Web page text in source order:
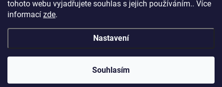
tohoto webu vyjadřujete souhlas s jejich používáním.. Více
informací zde.
Nastavení
Souhlasím
SuperSpotřebiče . Všechna práva vyhrazena.